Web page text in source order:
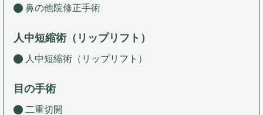
鼻の他院修正手術
人中短縮術（リップリフト）
人中短縮術（リップリフト）
目の手術
二重切開